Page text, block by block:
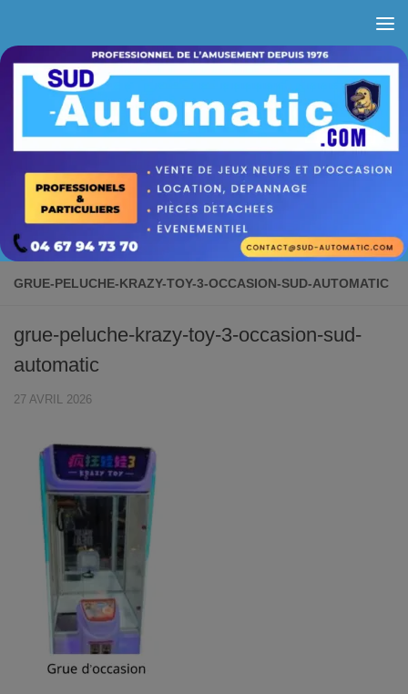
GRUE-PELUCHE-KRAZY-TOY-3-OCCASION-SUD-AUTOMATIC
grue-peluche-krazy-toy-3-occasion-sud-
automatic
27 AVRIL 2026